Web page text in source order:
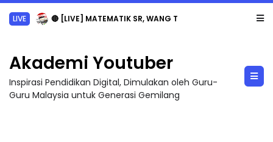
LIVE 🔴 [LIVE] MATEMATIK SR, WANG TAHUN 6 OLEH CIKGU ANITA #ALLINONE #141 #...
Akademi Youtuber
Inspirasi Pendidikan Digital, Dimulakan oleh Guru-
Guru Malaysia untuk Generasi Gemilang